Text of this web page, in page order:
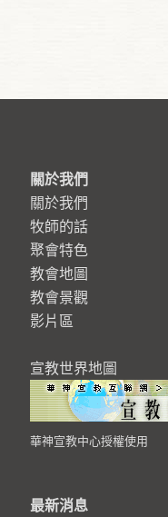
關於我們
關於我們
牧師的話
聚會特色
教會地圖
教會景觀
影片區
宣教世界地圖
華神宣教中心授權使用
最新消息